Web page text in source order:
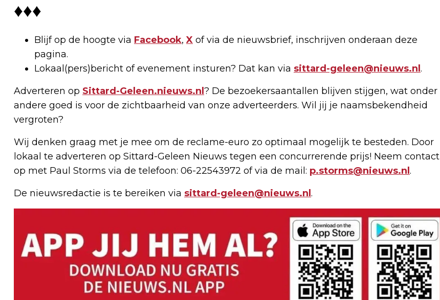
♦♦♦
Blijf op de hoogte via Facebook,X of via de nieuwsbrief, inschrijven onderaan deze
pagina.
Lokaal(pers)bericht of evenement insturen? Dat kan via sittard-geleen@nieuws.nl .
Adverteren op Sittard-Geleen.nieuws.nl ? De bezoekersaantallen blijven stijgen, wat onder
andere goed is voor de zichtbaarheid van onze adverteerders. Wil jij je naamsbekendheid
vergroten?
Wij denken graag met je mee om de reclame-euro zo optimaal mogelijk te besteden. Door
lokaal te adverteren op Sittard-Geleen Nieuws tegen een concurrerende prijs! Neem contact
op met Paul Storms via de telefoon: 06-22543972 of via de mail: p.storms@nieuws.nl .
De nieuwsredactie is te bereiken via sittard-geleen@nieuws.nl .